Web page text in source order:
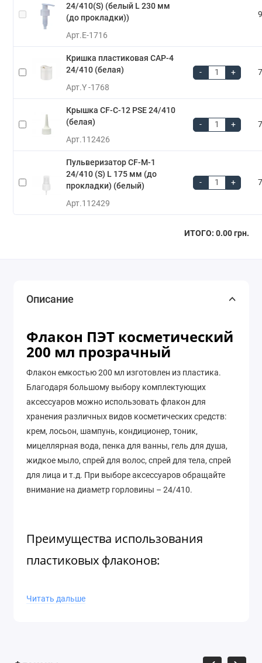
24/410(S) (белый L 230 мм
(до прокладки))
Арт.E-1716
Кришка пластиковая CAP-4
24/410 (белая)
Арт.Y -1768
- +
Крышка CF-C-12 PSE 24/410
(белая)
Арт.112426
- +
Пульверизатор CF-M-1
24/410 (S) L 175 мм (до
прокладки) (белый)
Арт.112429
- +
ИТОГО: 0.00 грн.
Описание
Флакон ПЭТ косметический
200 мл прозрачный
Флакон емкостью 200 мл изготовлен из пластика.
Благодаря большому выбору комплектующих
аксессуаров можно использовать флакон для
хранения различных видов косметических средств:
крем, лосьон, шампунь, кондиционер, тоник,
мицеллярная вода, пенка для ванны, гель для душа,
жидкое мыло, спрей для волос, спрей для тела, спрей
для лица и т.д. При выборе аксессуаров обращайте
внимание на диаметр горловины – 24/410.
Преимущества использования
пластиковых флаконов:
массу и их значительно легче
Читать дальше